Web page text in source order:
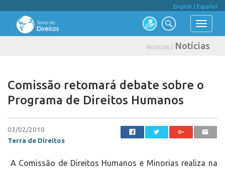
English Español
Notícias / Notícias
Comissão retomará debate sobre o
Programa de Direitos Humanos
03/02/2010
Terra de Direitos
A Comissão de Direitos Humanos e Minorias realiza na